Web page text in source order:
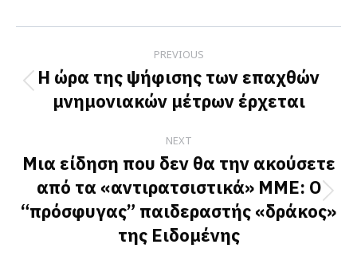
Facebook
X
LinkedIn
navigation
PREVIOUS
Previous
post:
Η ώρα της ψήφισης των επαχθών
μνημονιακών μέτρων έρχεται
NEXT
Next
post:
Μια είδηση που δεν θα την ακούσετε
από τα «αντιρατσιστικά» ΜΜΕ: Ο
“πρόσφυγας” παιδεραστής «δράκος»
της Ειδομένης